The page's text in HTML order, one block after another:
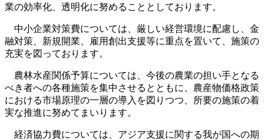
業の効率化、透明化に努めることとしております。
中小企業対策費については、厳しい経営環境に配慮し、金
融対策、新規開業、雇用創出支援等に重点を置いて、施策の
充実を図っております。
農林水産関係予算については、今後の農業の担い手となる
べき者への各種施策を集中させるとともに、農産物価格政策
における市場原理の一層の導入を図りつつ、所要の施策の着
実な推進に努めてまいります。
経済協力費については、アジア支援に関する我が国への期